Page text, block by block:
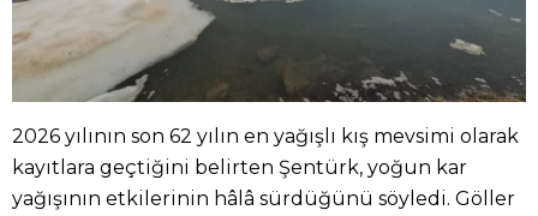
2026 yılının son 62 yılın en yağışlı kış mevsimi olarak
kayıtlara geçtiğini belirten Şentürk, yoğun kar
yağışının etkilerinin hâlâ sürdüğünü söyledi. Göller